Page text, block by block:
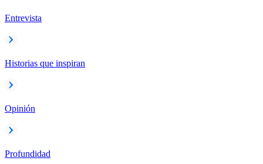
Entrevista
Historias que inspiran
Opinión
Profundidad